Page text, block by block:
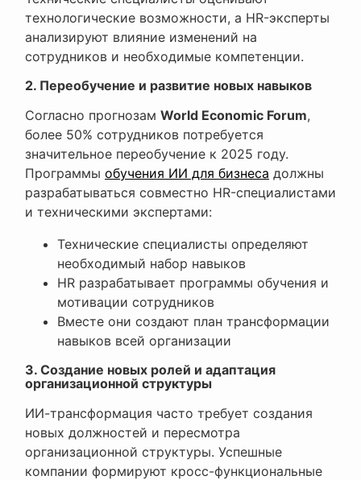
технологические возможности, а HR-эксперты
анализируют влияние изменений на
сотрудников и необходимые компетенции.
2. Переобучение и развитие новых навыков
Согласно прогнозам World Economic Forum,
более 50% сотрудников потребуется
значительное переобучение к 2025 году.
Программы обучения ИИ для бизнеса должны
разрабатываться совместно HR-специалистами
и техническими экспертами:
Технические специалисты определяют
необходимый набор навыков
HR разрабатывает программы обучения и
мотивации сотрудников
Вместе они создают план трансформации
навыков всей организации
3. Создание новых ролей и адаптация
организационной структуры
ИИ-трансформация часто требует создания
новых должностей и пересмотра
организационной структуры. Успешные
компании формируют кросс-функциональные